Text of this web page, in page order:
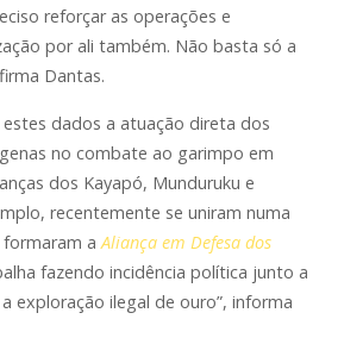
reforçar as operações e
por ali também. Não basta só a
Dantas.
estes dados a atuação direta dos
no combate ao garimpo em
dos Kayapó, Munduruku e
recentemente se uniram numa
formaram aAliança em Defesa dos
fazendo incidência política junto a
exploração ilegal de ouro”, informa